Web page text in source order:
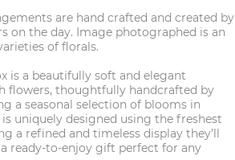
are hand crafted and created by
on the day. Image photographed is an
of florals.
is a beautifully soft and elegant
flowers, thoughtfully handcrafted by
a seasonal selection of blooms in
uniquely designed using the freshest
a refined and timeless display they’ll
a ready-to-enjoy gift perfect for any